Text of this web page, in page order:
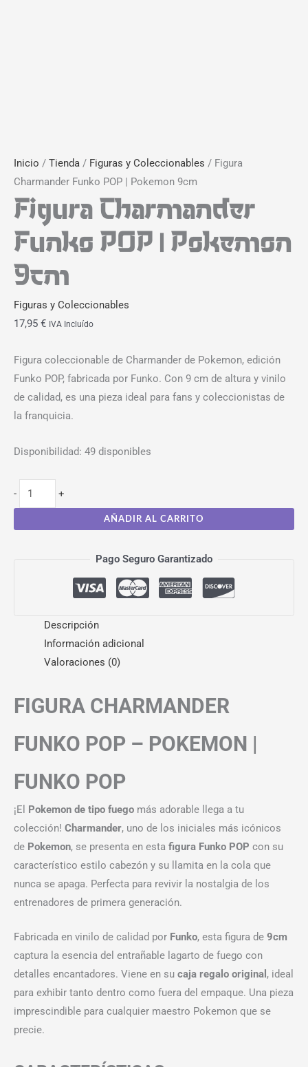
Inicio / Tienda / Figuras y Coleccionables / Figura
Charmander Funko POP | Pokemon 9cm
Figura Charmander
Funko POP | Pokemon
9cm
Figuras y Coleccionables
17,95 € IVA Incluído
Figura coleccionable de Charmander de Pokemon, edición
Funko POP, fabricada por Funko. Con 9 cm de altura y vinilo
de calidad, es una pieza ideal para fans y coleccionistas de
la franquicia.
Disponibilidad: 49 disponibles
- +
AÑADIR AL CARRITO
Pago Seguro Garantizado
Descripción
Información adicional
Valoraciones (0)
FIGURA CHARMANDER
FUNKO POP – POKEMON |
FUNKO POP
¡El Pokemon de tipo fuego más adorable llega a tu
colección! Charmander, uno de los iniciales más icónicos
de Pokemon, se presenta en esta figura Funko POP con su
característico estilo cabezón y su llamita en la cola que
nunca se apaga. Perfecta para revivir la nostalgia de los
entrenadores de primera generación.
Fabricada en vinilo de calidad por Funko, esta figura de 9cm
captura la esencia del entrañable lagarto de fuego con
detalles encantadores. Viene en su caja regalo original , ideal
para exhibir tanto dentro como fuera del empaque. Una pieza
imprescindible para cualquier maestro Pokemon que se
precie.